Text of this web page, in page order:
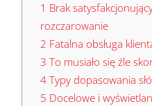
1 Brak
rozczarowanie
2 Fatalna obsługa
3 To musiało się źle
4Typy dopasowania
5 Docelowe i